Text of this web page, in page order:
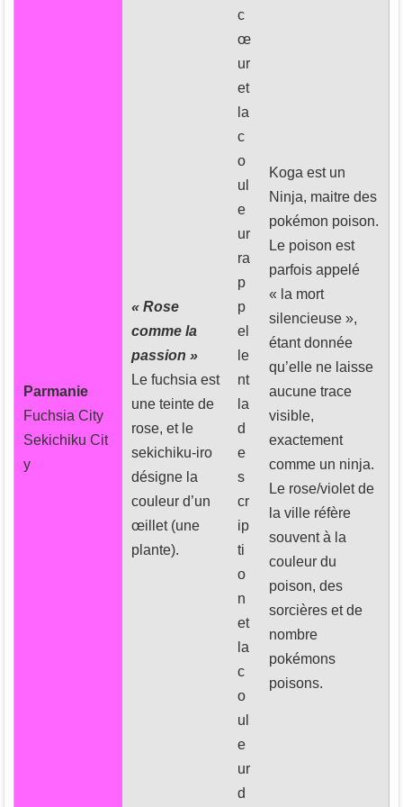
Parmanie
Fuchsia City
Sekichiku Cit
y
« Rose
comme la
passion »
Le fuchsia est
une teinte de
rose, et le
sekichiku-iro
désigne la
couleur d’un
œillet (une
plante).
c
œ
ur
et
la
c
o
ul
e
ur
ra
p
p
el
le
nt
la
d
e
s
cr
ip
ti
o
n
et
la
c
o
ul
e
ur
d
Koga est un
Ninja, maitre des
pokémon poison.
Le poison est
parfois appelé
« la mort
silencieuse »,
étant donnée
qu’elle ne laisse
aucune trace
visible,
exactement
comme un ninja.
Le rose/violet de
la ville réfère
souvent à la
couleur du
poison, des
sorcières et de
nombre
pokémons
poisons.